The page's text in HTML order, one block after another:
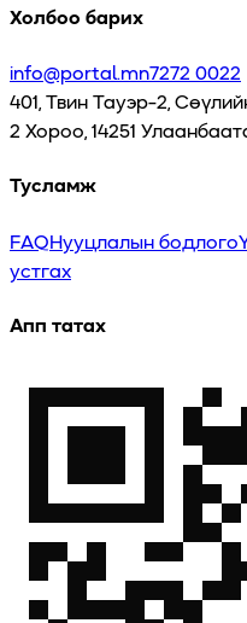
Холбоо барих
info@portal.mn7272 0022
401, Твин Тауэр-2,
2 Хороо, 14251
Тусламж
FAQНууцлалын бодлого
устгах
Апп татах